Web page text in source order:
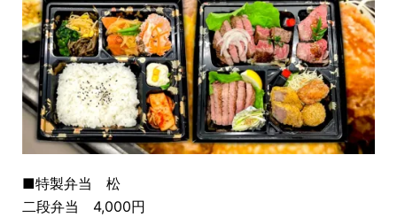
■特製弁当 松
二段弁当 4,000円